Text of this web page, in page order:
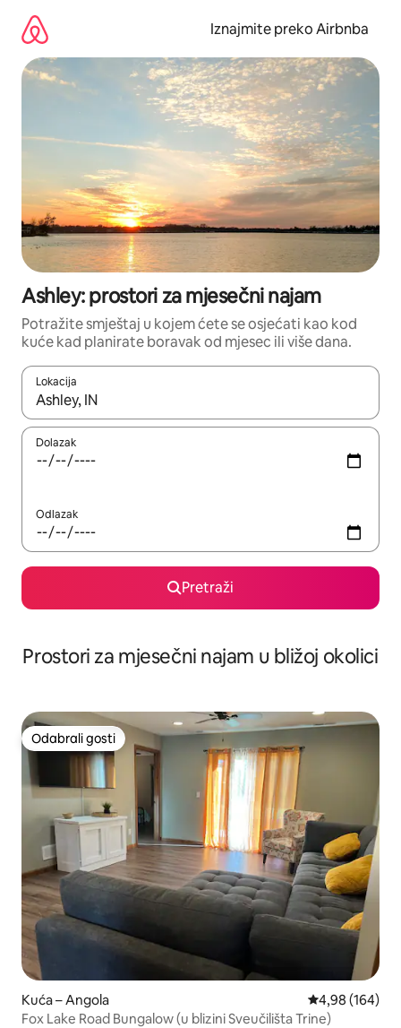
sadržaj
Iznajmite preko Airbnba
Ashley: prostori za mjesečni najam
Potražite smještaj u kojem ćete se osjećati kao kod
kuće kad planirate boravak od mjesec ili više dana.
Lokacija
Kada budu dostupni rezultati, moći ćete ih pregledati
Dolazak
Odlazak
Pretraži
Prostori za mjesečni najam u bližoj okolici
Odabrali gosti
Odabrali gosti
Kuća – Angola Prosječna
4,98 (164)
Fox Lake Road Bungalow (u blizini Sveučilišta Trine)